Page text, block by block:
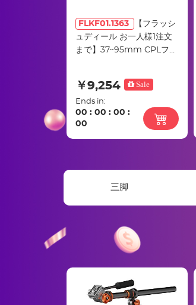
FLKF01.1363
【フラッシ
ュディール お一人様1注文
まで】37~95mm CPLフィ
￥9,254 Sale
Ends in:
00 :00 :00 :
00
三脚